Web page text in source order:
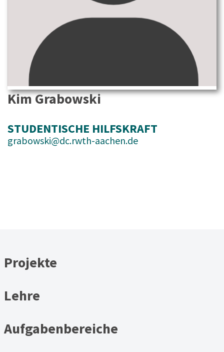
Kim Grabowski
STUDENTISCHE HILFSKRAFT
grabowski@dc.rwth-aachen.de
Projekte
Lehre
Aufgabenbereiche